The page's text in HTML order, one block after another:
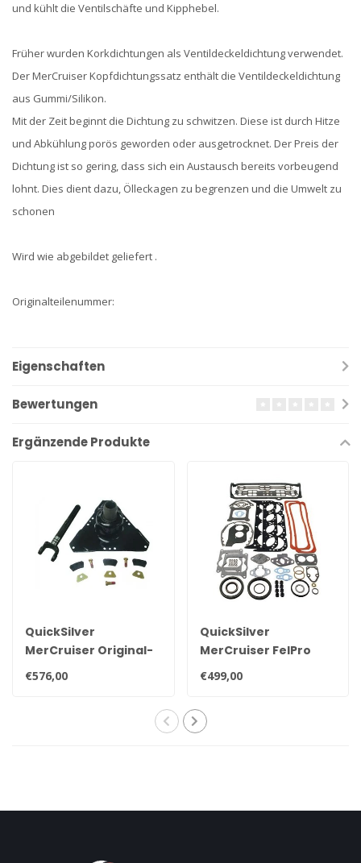
und kühlt die Ventilschäfte und Kipphebel.
Früher wurden Korkdichtungen als Ventildeckeldichtung verwendet.
Der MerCruiser Kopfdichtungssatz enthält die Ventildeckeldichtung
aus Gummi/Silikon.
Mit der Zeit beginnt die Dichtung zu schwitzen. Diese ist durch Hitze
und Abkühlung porös geworden oder ausgetrocknet. Der Preis der
Dichtung ist so gering, dass sich ein Austausch bereits vorbeugend
lohnt. Dies dient dazu, Ölleckagen zu begrenzen und die Umwelt zu
schonen
Wird wie abgebildet geliefert .
Originalteilenummer:
Eigenschaften
Bewertungen
Ergänzende Produkte
QuickSilver
MerCruiser Original-
Motorkupplung
18643A7
€576,00
QuickSilver
MerCruiser FelPro
kompletter
Motordichtsatz für
Motoren
€499,00